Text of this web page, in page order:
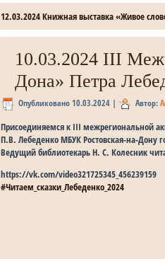
12.03.2024 Книжная выставка «Живое
10.03.2024 III
Дона» Петра
Опубликовано10.03.2024 | Автор:
Присоединяемся к III межрегиональной
П.В. Лебеденко МБУК Ростовская-на-Дону
Ведущий библиотекарь Н. С. Колесник
https://vk.com/video321725345_456239159
#Читаем_сказки_Лебеденко_2024